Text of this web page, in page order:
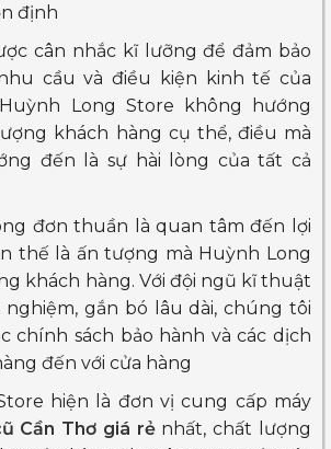
định
cân nhắc kĩ lưỡng để đảm bảo
cầu và điều kiện kinh tế của
Long Store không hướng
khách hàng cụ thể, điều mà
đến là sự hài lòng của tất cả
đơn thuần là quan tâm đến lợi
thế là ấn tượng mà Huỳnh Long
khách hàng. Với đội ngũ kĩ thuật
nghiệm, gắn bó lâu dài, chúng tôi
chính sách bảo hành và các dịch
đến với cửa hàng
hiện là đơn vị cung cấp máy
Cần Thơ giá rẻ nhất, chất lượng